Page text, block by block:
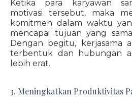
Ketika para karyawan
motivasi tersebut, maka
komitmen dalam waktu
mencapai tujuan yang
Dengan begitu, kerjasama
terbentuk dan hubungan
lebih erat.
3. Meningkatkan Produktivitas